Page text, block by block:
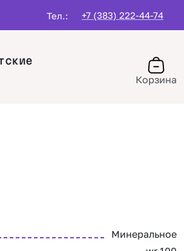
Тел.: +7 (383) 222-44-74
Корзина
Минеральное